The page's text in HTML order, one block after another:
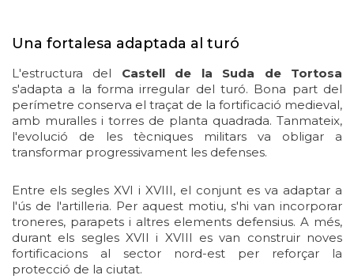
Una fortalesa adaptada al turó
L'estructura del Castell de la Suda de Tortosa
s'adapta a la forma irregular del turó. Bona part del
perímetre conserva el traçat de la fortificació medieval,
amb muralles i torres de planta quadrada. Tanmateix,
l'evolució de les tècniques militars va obligar a
transformar progressivament les defenses.
Entre els segles XVI i XVIII, el conjunt es va adaptar a
l'ús de l'artilleria. Per aquest motiu, s'hi van incorporar
troneres, parapets i altres elements defensius. A més,
durant els segles XVII i XVIII es van construir noves
fortificacions al sector nord-est per reforçar la
protecció de la ciutat.